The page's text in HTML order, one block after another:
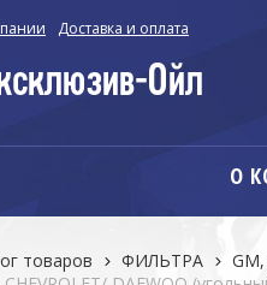
Доставка и оплата
О
товаров ФИЛЬТРА